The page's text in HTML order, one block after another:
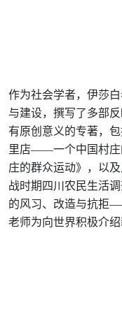
作为社会学者，伊莎
与建设，撰写了多部
有原创意义的专著，
里店——一个中国村
庄的群众运动》，以
战时期四川农民生活
的风习、改造与抗拒
老师为向世界积极介